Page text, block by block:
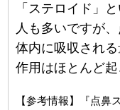
「ステロイド」
人も多いですが
体内に吸収され
作用はほとんど起
【参考情報】『点鼻